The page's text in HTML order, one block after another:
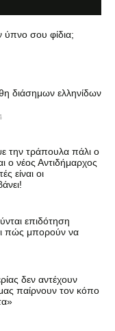
ύπνο σου φίδια;
διάσημων ελληνίδων
την τράπουλα πάλι ο
ο νέος Αντιδήμαρχος
είναι οι
επιδότηση
πώς μπορούν να
δεν αντέχουν
παίρνουν τον κόπο